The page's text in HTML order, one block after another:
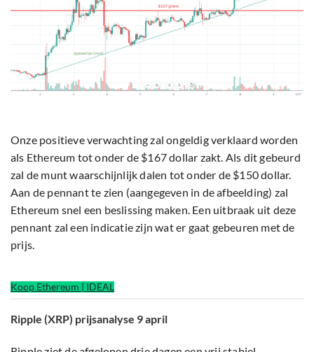
Onze positieve verwachting zal ongeldig verklaard worden
als Ethereum tot onder de $167 dollar zakt. Als dit gebeurd
zal de munt waarschijnlijk dalen tot onder de $150 dollar.
Aan de pennant te zien (aangegeven in de afbeelding) zal
Ethereum snel een beslissing maken. Een uitbraak uit deze
pennant zal een indicatie zijn wat er gaat gebeuren met de
prijs.
Koop Ethereum | IDEAL
Ripple (XRP) prijsanalyse 9 april